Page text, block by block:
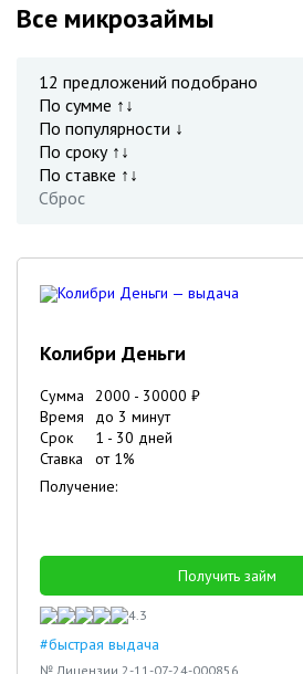
Все микрозаймы
12 предложений подобрано
По сумме ↑↓
По популярности ↓
По сроку ↑↓
По ставке ↑↓
Сброс
Колибри Деньги
Сумма 2000 - 30000 ₽
Время
до 3 минут
Срок
1 - 30 дней
Ставка
от 1%
Получение:
Получить займ
4.3
#быстрая выдача
№ Лицензии 2-11-07-24-000856